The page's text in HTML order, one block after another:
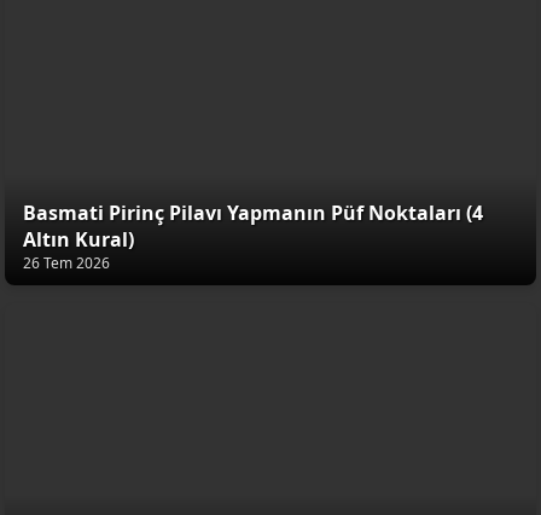
Basmati Pirinç Pilavı Yapmanın Püf Noktaları (4
Altın Kural)
26 Tem 2026